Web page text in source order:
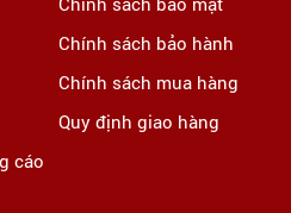
cáo
Chính sách bảo hành
Chính sách mua hàng
Quy định giao hàng